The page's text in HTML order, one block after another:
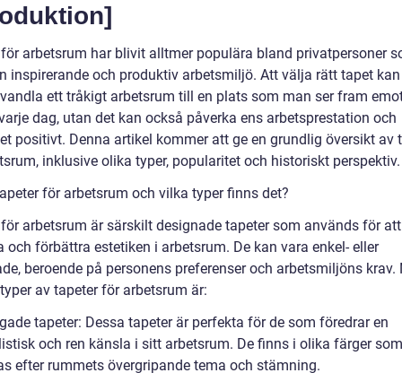
arbetsrum har blivit alltmer populära bland privatpersoner
inspirerande och produktiv arbetsmiljö. Att välja rätt tapet
ett tråkigt arbetsrum till en plats som man ser fram
dag, utan det kan också påverka ens arbetsprestation och
positivt. Denna artikel kommer att ge en grundlig översikt av
inklusive olika typer, popularitet och historiskt perspektiv.
för arbetsrum och vilka typer finns det?
arbetsrum är särskilt designade tapeter som används för att
och förbättra estetiken i arbetsrum. De kan vara enkel- eller
beroende på personens preferenser och arbetsmiljöns krav.
av tapeter för arbetsrum är:
tapeter: Dessa tapeter är perfekta för de som föredrar en
och ren känsla i sitt arbetsrum. De finns i olika färger
efter rummets övergripande tema och stämning.